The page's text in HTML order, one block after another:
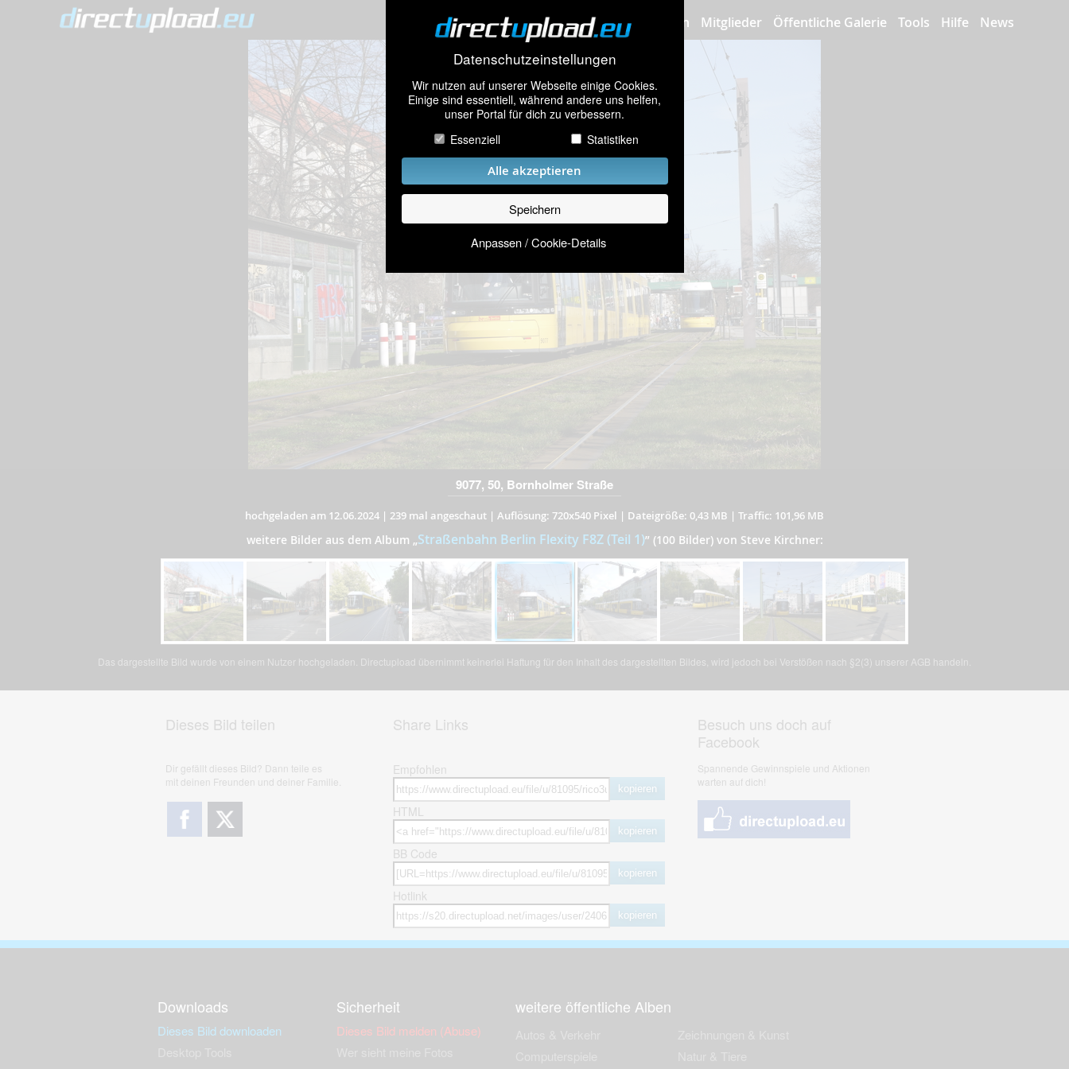
Datenschutzeinstellungen
Wir nutzen auf unserer Webseite einige Cookies.
Einige sind essentiell, während andere uns helfen,
unser Portal für dich zu verbessern.
Essenziell
Statistiken
Alle akzeptieren
Speichern
Anpassen / Cookie-Details
Bilder hochladen Mitglieder Öffentliche Galerie Tools Hilfe News
9077, 50, Bornholmer Straße
hochgeladen am 12.06.2024 | 239 mal angeschaut | Auflösung: 720x540 Pixel | Dateigröße: 0,43 MB | Traffic: 101,96 MB
weitere Bilder aus dem Album „Straßenbahn Berlin Flexity F8Z (Teil 1)” (100 Bilder) von Steve Kirchner:
Das dargestellte Bild wurde von einem Nutzer hochgeladen. Directupload übernimmt keinerlei Haftung für den Inhalt des dargestellten Bildes, wird jedoch bei Verstößen nach §2(3) unserer AGB handeln.
Dieses Bild teilen
Dir gefällt dieses Bild? Dann teile es
mit deinen Freunden und deiner Familie.
Share Links
Empfohlen
kopieren
HTML
kopieren
BB Code
kopieren
Hotlink
kopieren
Besuch uns doch auf
Facebook
Spannende Gewinnspiele und Aktionen
warten auf dich!
Downloads
Dieses Bild downloaden
Sicherheit
Dieses Bild melden (Abuse)
weitere öffentliche Alben